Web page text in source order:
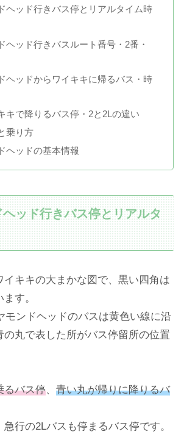
ヘッド行きバス停とリアルタイム時
ヘッド行きバスルート番号・2番・
ヘッドからワイキキに帰るバス・時
キで降りるバス停・2と2Lの違い
乗り方
ヘッドの基本情報
ッド行きバス停とリアルタ
イキキの大まかな図で、黒い四角は
す。
モンドヘッドのバスは黄色い線に沿
の丸で表した所がバス停留所の位置
るバス停、 青い丸が帰りに降りるバ
行の2Lバスも停まるバス停です。